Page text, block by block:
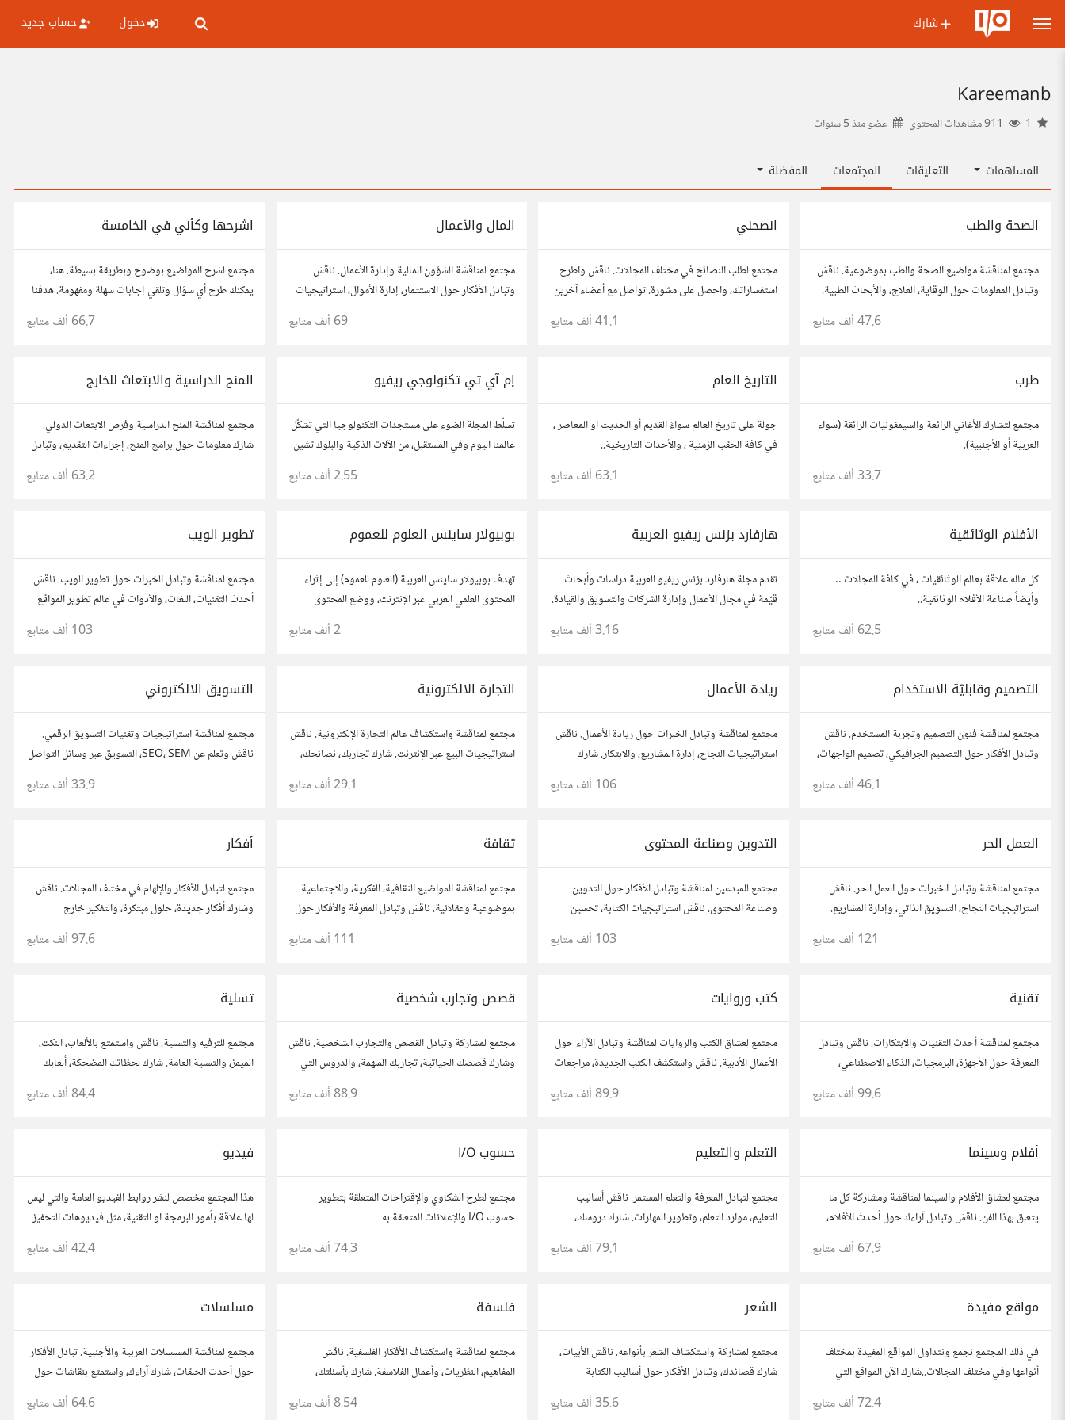
شارك دخول حساب جديد
Kareemanb
عضو منذ5 سنوات
المساهمات التعليقات المجتمعات المفضلة
الصحة والطب
مجتمع لمناقشة مواضيع الصحة والطب بموضوعية. ناقش
وتبادل المعلومات حول الوقاية، العلاج، والأبحاث الطبية.
شارك مقالاتك، نصائحك، وأسئلتك، وتواصل مع أشخاص
47.6 ألف متابع
انصحني
مجتمع لطلب النصائح في مختلف المجالات. ناقش واطرح
استفساراتك، واحصل على مشورة. تواصل مع أعضاء آخرين
للحصول على أفكار وحلول تساعدك في اتخاذ قراراتك.
41.1 ألف متابع
المال والأعمال
مجتمع لمناقشة الشؤون المالية وإدارة الأعمال. ناقش
وتبادل الأفكار حول الاستثمار، إدارة الأموال، استراتيجيات
النمو، وتحليل الأسواق. شارك نصائحك، تجاربك، وأسئلتك،
69 ألف متابع
اشرحها وكأني في الخامسة
مجتمع لشرح المواضيع بوضوح وبطريقة بسيطة. هنا،
يمكنك طرح أي سؤال وتلقي إجابات سهلة ومفهومة. هدفنا
هو تبسيط المعلومات لتكون سهلة على الجميع، تمامًا كما لو
66.7 ألف متابع
طرب
مجتمع لتشارك الأغاني الرائعة والسيمفونيات الرائقة (سواء
العربية أو الأجنبية).
33.7 ألف متابع
التاريخ العام
جولة على تاريخ العالم سواءً القديم أو الحديث او المعاصر ،
في كافة الحقب الزمنية ، والأحداث التاريخية..
63.1 ألف متابع
إم آي تي تكنولوجي ريفيو
تسلّط المجلة الضوء على مستجدات التكنولوجيا التي تشكّل
عالمنا اليوم وفي المستقبل، من الآلات الذكية والبلوك تشين
إلى الذكاء الاصطناعي وتكنولوجيا الأعمال وحتى عالم
2.55 ألف متابع
المنح الدراسية والابتعاث للخارج
مجتمع لمناقشة المنح الدراسية وفرص الابتعاث الدولي.
شارك معلومات حول برامج المنح، إجراءات التقديم، وتبادل
نصائح حول الدراسة في الخارج. استفد من تجارب الآخرين
63.2 ألف متابع
الأفلام الوثائقية
كل ماله علاقة بعالم الوثائقيات ، في كافة المجالات ..
وأيضاً صناعة الأفلام الوثائقية..
62.5 ألف متابع
هارفارد بزنس ريفيو العربية
تقدم مجلة هارفارد بزنس ريفيو العربية دراسات وأبحاث
قيّمة في مجال الأعمال وإدارة الشركات والتسويق والقيادة.
3.16 ألف متابع
بوبيولار ساينس العلوم للعموم
تهدف بوبيولار ساينس العربية (العلوم للعموم) إلى إثراء
المحتوى العلمي العربي عبر الإنترنت، ووضع المحتوى
العلمي والتقني المميز بين يدي القارئ العربي كي يكون
مطلعاً على أهم الإنجازات والتطبيقات المختلفة.2 ألف متابع
تطوير الويب
مجتمع لمناقشة وتبادل الخبرات حول تطوير الويب. ناقش
أحدث التقنيات، اللغات، والأدوات في عالم تطوير المواقع
والتطبيقات. شارك مشاريعك، اسأل عن نصائح، وتعاون مع
103 ألف متابع
التصميم وقابليّة الاستخدام
مجتمع لمناقشة فنون التصميم وتجربة المستخدم. ناقش
وتبادل الأفكار حول التصميم الجرافيكي، تصميم الواجهات،
وقابلية الاستخدام. شارك أفكارك وأسئلتك، وتواصل مع
مصممين ومتخصصين في تحسين تجربة المستخدم.
46.1 ألف متابع
ريادة الأعمال
مجتمع لمناقشة وتبادل الخبرات حول ريادة الأعمال. ناقش
استراتيجيات النجاح، إدارة المشاريع، والابتكار. شارك
أفكارك، قصص نجاحك، وأسئلتك، وتواصل مع رواد أعمال
106 ألف متابع
التجارة الالكترونية
مجتمع لمناقشة واستكشاف عالم التجارة الإلكترونية. ناقش
استراتيجيات البيع عبر الإنترنت. شارك تجاربك، نصائحك،
وأسئلتك، وتواصل مع محترفين في هذا المجال.
29.1 ألف متابع
التسويق الالكتروني
مجتمع لمناقشة استراتيجيات وتقنيات التسويق الرقمي.
ناقش وتعلم عن SEO، SEM، التسويق عبر وسائل التواصل
الاجتماعي، وتحليل البيانات. شارك تجاربك، نصائحك،
وأسئلتك، وتواصل مع متخصصين في هذا المجال.
33.9 ألف متابع
العمل الحر
مجتمع لمناقشة وتبادل الخبرات حول العمل الحر. ناقش
استراتيجيات النجاح، التسويق الذاتي، وإدارة المشاريع.
شارك قصصك، نصائحك، وأسئلتك، وتواصل مع محترفين
121 ألف متابع
التدوين وصناعة المحتوى
مجتمع للمبدعين لمناقشة وتبادل الأفكار حول التدوين
وصناعة المحتوى. ناقش استراتيجيات الكتابة، تحسين
محركات البحث، وإنتاج المحتوى المرئي والمسموع. شارك
أفكارك وأسئلتك، وتواصل مع كتّاب ومبدعين آخرين.
103 ألف متابع
ثقافة
مجتمع لمناقشة المواضيع الثقافية، الفكرية، والاجتماعية
بموضوعية وعقلانية. ناقش وتبادل المعرفة والأفكار حول
111 ألف متابع
أفكار
مجتمع لتبادل الأفكار والإلهام في مختلف المجالات. ناقش
وشارك أفكار جديدة، حلول مبتكرة، والتفكير خارج
الصندوق. شارك بمقترحاتك وأسئلتك، وتواصل مع مفكرين
97.6 ألف متابع
تقنية
مجتمع لمناقشة أحدث التقنيات والابتكارات. ناقش وتبادل
المعرفة حول الأجهزة، البرمجيات، الذكاء الاصطناعي،
والأمن السيبراني. شارك أفكارك، نصائحك، وأسئلتك،
99.6 ألف متابع
كتب وروايات
مجتمع لعشاق الكتب والروايات لمناقشة وتبادل الآراء حول
الأعمال الأدبية. ناقش واستكشف الكتب الجديدة، مراجعات
الروايات، ومشاركة توصيات القراءة. شارك أفكارك،
نصائحك، وأسئلتك، وتواصل مع قراء آخرين.89.9 ألف متابع
قصص وتجارب شخصية
مجتمع لمشاركة وتبادل القصص والتجارب الشخصية. ناقش
وشارك قصصك الحياتية، تجاربك الملهمة، والدروس التي
تعلمتها. شارك تجاربك مع الآخرين، واستفد من قصصهم
88.9 ألف متابع
تسلية
مجتمع للترفيه والتسلية. ناقش واستمتع بالألعاب، النكت،
الميمز، والتسلية العامة. شارك لحظاتك المضحكة، ألعابك
المفضلة، وتفاعل مع أعضاء آخرين يبحثون عن المتعة
84.4 ألف متابع
أفلام وسينما
مجتمع لعشاق الأفلام والسينما لمناقشة ومشاركة كل ما
يتعلق بهذا الفن. ناقش وتبادل آراءك حول أحدث الأفلام،
المراجعات، والتوصيات. شارك تحليلاتك، قصصك، واستمتع
بنقاشات حول الأفلام والمخرجين والسيناريوهات.
67.9 ألف متابع
التعلم والتعليم
مجتمع لتبادل المعرفة والتعلم المستمر. ناقش أساليب
التعليم، موارد التعلم، وتطوير المهارات. شارك دروسك،
نصائحك، وأسئلتك، وتواصل مع معلمين وطلاب يسعون
79.1 ألف متابع
حسوب I/O
مجتمع لطرح الشكاوي والإقتراحات المتعلقة بتطوير
حسوب I/O والإعلانات المتعلقة به
74.3 ألف متابع
فيديو
هذا المجتمع مخصص لنشر روابط الفيديو العامة والتي ليس
لها علاقة بأمور البرمجة او التقنية، مثل فيديوهات التحفيز
42.4 ألف متابع
مواقع مفيدة
في ذلك المجتمع نجمع ونتداول المواقع المفيدة بمختلف
أنواعها وفي مختلف المجالات..شارك الآن المواقع التي
أعجبتك أو ترى أنها مفيدة :) رجاء شارك رابط مباشر
72.4 ألف متابع
الشعر
مجتمع لمشاركة واستكشاف الشعر بأنواعه. ناقش الأبيات،
شارك قصائدك، وتبادل الأفكار حول أساليب الكتابة
والشعراء المفضلين. انضم لنتبادل جمال الكلمات والإلهام
35.6 ألف متابع
فلسفة
مجتمع لمناقشة واستكشاف الأفكار الفلسفية. ناقش
المفاهيم، النظريات، وأعمال الفلاسفة. شارك بأسئلتك،
تحليلاتك، ونصائحك، وتواصل مع محبي الفلسفة لفهم أعمق
8.54 ألف متابع
مسلسلات
مجتمع لمناقشة المسلسلات العربية والأجنبية. تبادل الأفكار
حول أحدث الحلقات، شارك آراءك، واستمتع بنقاشات حول
64.6 ألف متابع